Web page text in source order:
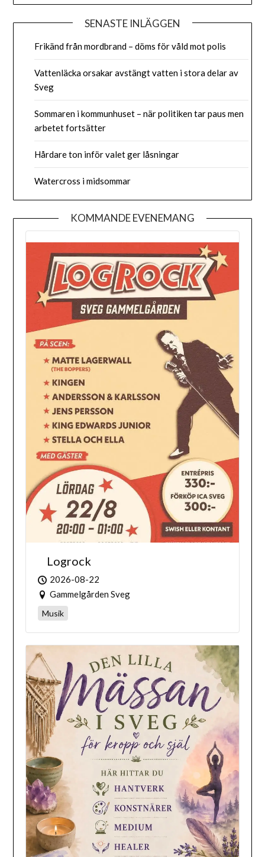
SENASTE INLÄGGEN
Frikänd från mordbrand – döms för våld mot polis
Vattenläcka orsakar avstängt vatten i stora delar av
Sveg
Sommaren i kommunhuset – när politiken tar paus men
arbetet fortsätter
Hårdare ton inför valet ger låsningar
Watercross i midsommar
KOMMANDE EVENEMANG
Logrock
2026-08-22
Gammelgården Sveg
Musik